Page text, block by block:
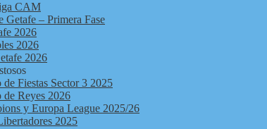
CAM
Getafe – Primera Fase
2026
2026
2026
de Fiestas Sector 3 2025
de Reyes 2026
y Europa League 2025/26
2025